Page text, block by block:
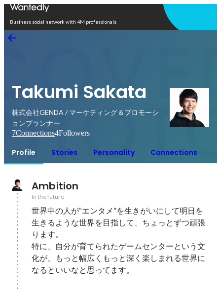
Business social network with 4M professionals
Takumi Sakata
株式会社GENDA / マーケティング＆プロモーシ
ョンプランナー
7Connections4Followers
Profile Stories Personality Connections
Ambition
In the future
世界中の人が“エンタメ”を生きがいにして明日を
生きるような世界を目指して、ちょっとずつ頑張
ります。
特に、自分が育てられたゲームセンターという文
化が、もっと幅広くもっと深く楽しまれる世界に
なるといいなと思ってます。